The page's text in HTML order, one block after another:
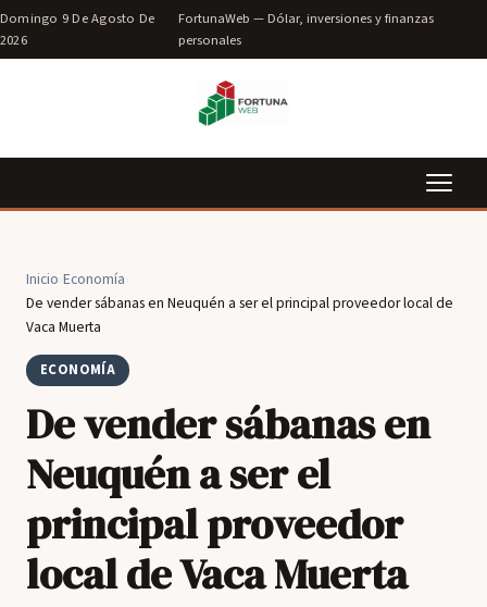
Domingo 9 De Agosto De
2026
FortunaWeb — Dólar, inversiones y finanzas
personales
Inicio Economía
De vender sábanas en Neuquén a ser el principal proveedor local de
Vaca Muerta
ECONOMÍA
De vender sábanas en
Neuquén a ser el
principal proveedor
local de Vaca Muerta